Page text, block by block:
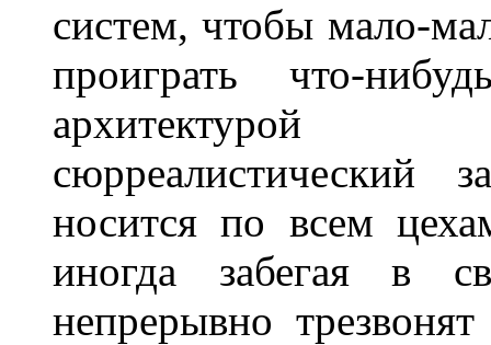
систем, чтобы мало-
проиграть что-
архитектурой
сюрреалистический
носится по всем
иногда забегая в
непрерывно